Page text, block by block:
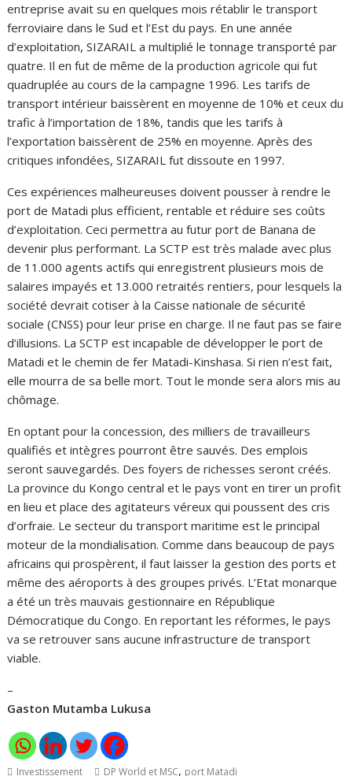
entreprise avait su en quelques mois rétablir le transport
ferroviaire dans le Sud et l’Est du pays. En une année
d’exploitation, SIZARAIL a multiplié le tonnage transporté par
quatre. Il en fut de même de la production agricole qui fut
quadruplée au cours de la campagne 1996. Les tarifs de
transport intérieur baissèrent en moyenne de 10% et ceux du
trafic à l’importation de 18%, tandis que les tarifs à
l’exportation baissèrent de 25% en moyenne. Après des
critiques infondées, SIZARAIL fut dissoute en 1997.
Ces expériences malheureuses doivent pousser à rendre le
port de Matadi plus efficient, rentable et réduire ses coûts
d’exploitation. Ceci permettra au futur port de Banana de
devenir plus performant. La SCTP est très malade avec plus
de 11.000 agents actifs qui enregistrent plusieurs mois de
salaires impayés et 13.000 retraités rentiers, pour lesquels la
société devrait cotiser à la Caisse nationale de sécurité
sociale (CNSS) pour leur prise en charge. Il ne faut pas se faire
d’illusions. La SCTP est incapable de développer le port de
Matadi et le chemin de fer Matadi-Kinshasa. Si rien n’est fait,
elle mourra de sa belle mort. Tout le monde sera alors mis au
chômage.
En optant pour la concession, des milliers de travailleurs
qualifiés et intègres pourront être sauvés. Des emplois
seront sauvegardés. Des foyers de richesses seront créés.
La province du Kongo central et le pays vont en tirer un profit
en lieu et place des agitateurs véreux qui poussent des cris
d’orfraie. Le secteur du transport maritime est le principal
moteur de la mondialisation. Comme dans beaucoup de pays
africains qui prospèrent, il faut laisser la gestion des ports et
même des aéroports à des groupes privés. L’Etat monarque
a été un très mauvais gestionnaire en République
Démocratique du Congo. En reportant les réformes, le pays
va se retrouver sans aucune infrastructure de transport
viable.
–
Gaston Mutamba Lukusa
Investissement DP World et MSC, port Matadi